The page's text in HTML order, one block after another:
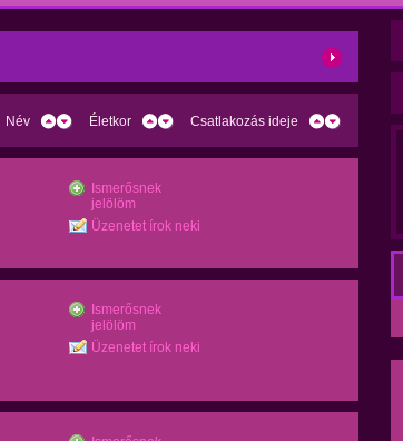
Csatlakozás ideje
Életkor
Név
Ismerősnek
jelölöm
Üzenetet írok neki
Ismerősnek
jelölöm
Üzenetet írok neki